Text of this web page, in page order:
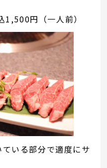
1,500円（一人前）
いる部分で適度にサ